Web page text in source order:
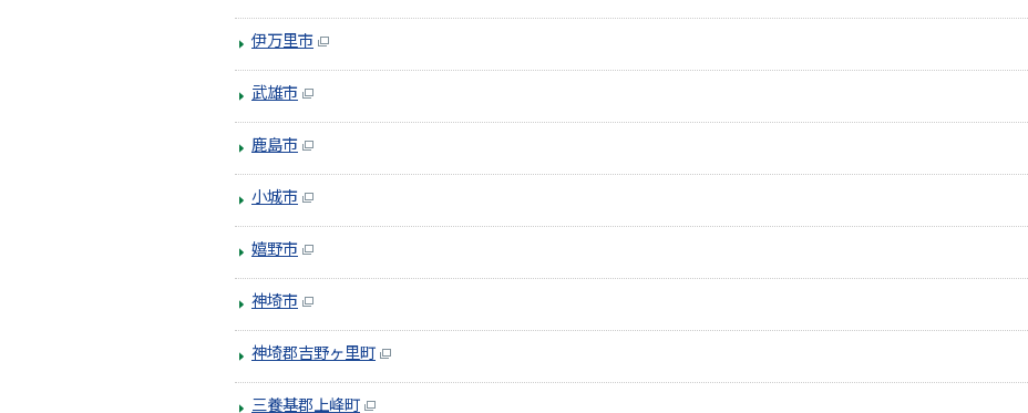
伊万里市
武雄市
鹿島市
小城市
嬉野市
神埼市
神埼郡吉野ヶ里町
三養基郡上峰町